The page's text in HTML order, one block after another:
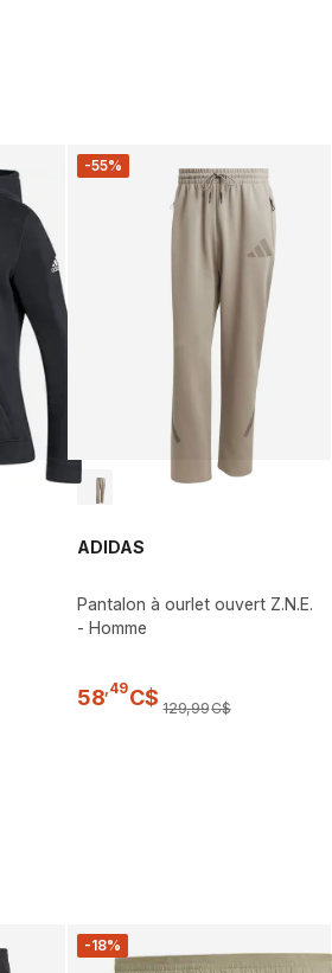
-55%
ADIDAS
Pantalon à ourlet ouvert Z.N.E.
- Homme
58 49C$ 129,99C$
-18%